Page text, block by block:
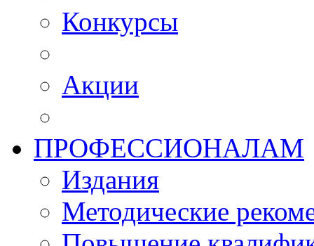
Конкурсы
Акции
ПРОФЕССИОНАЛАМ
Издания
Методические